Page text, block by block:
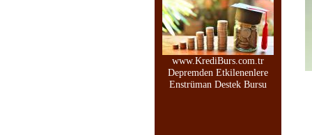
www.KrediBurs.com.tr
Depremden Etkilenenlere
Enstrüman Destek Bursu